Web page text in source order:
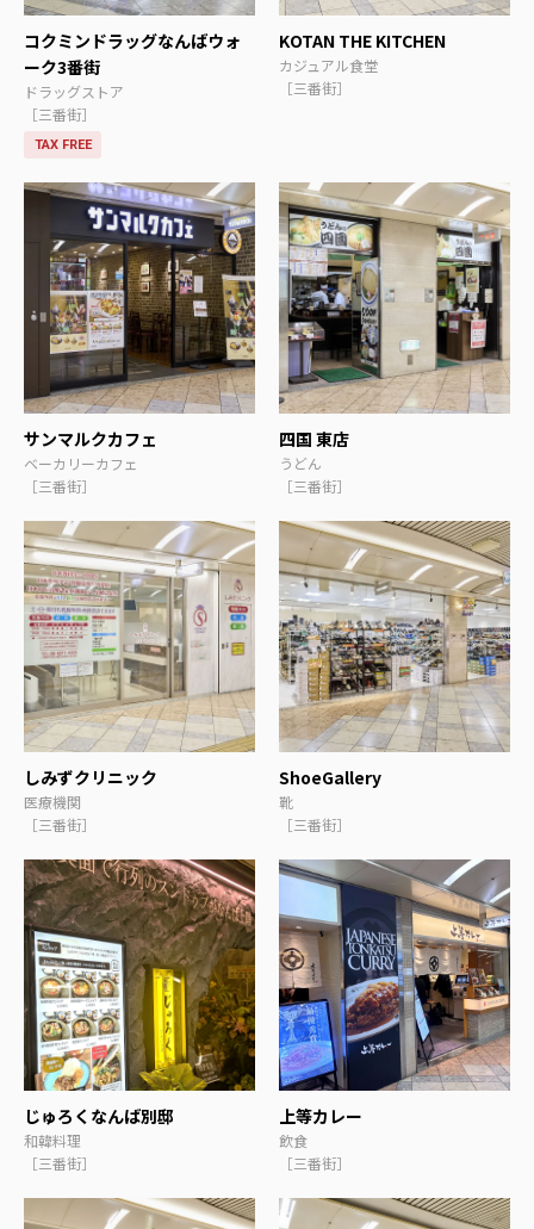
コクミンドラッグなんばウォ
ーク3番街
ドラッグストア
［三番街］
TAX FREE
KOTAN THE KITCHEN
カジュアル食堂
［三番街］
サンマルクカフェ
ベーカリーカフェ
［三番街］
四国 東店
うどん
［三番街］
しみずクリニック
医療機関
［三番街］
ShoeGallery
靴
［三番街］
じゅろくなんば別邸
和韓料理
［三番街］
上等カレー
飲食
［三番街］